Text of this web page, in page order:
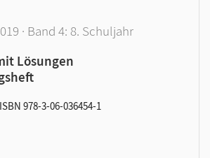
· Band 4: 8. Schuljahr
Lösungen
978-3-06-036454-1